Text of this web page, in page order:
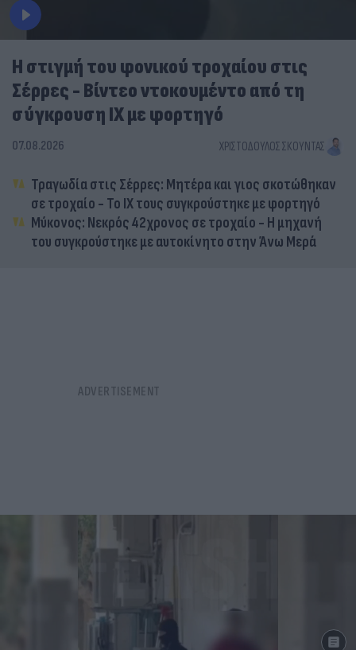
Η στιγμή του φονικού τροχαίου στις
Σέρρες - Βίντεο ντοκουμέντο από τη
σύγκρουση ΙΧ με φορτηγό
07.08.2026 ΧΡΙΣΤΌΔΟΥΛΟΣ ΣΚΟΎΝΤΑΣ
Τραγωδία στις Σέρρες: Μητέρα και γιος σκοτώθηκαν
σε τροχαίο - Το ΙΧ τους συγκρούστηκε με φορτηγό
Μύκονος: Νεκρός 42χρονος σε τροχαίο - Η μηχανή
του συγκρούστηκε με αυτοκίνητο στην Άνω Μερά